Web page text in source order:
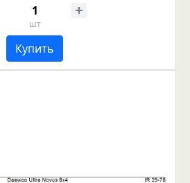
шт
Купить